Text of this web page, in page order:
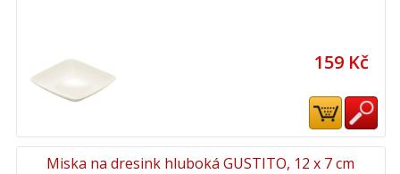
159 Kč
Miska na dresink hluboká GUSTITO, 12 x 7 cm